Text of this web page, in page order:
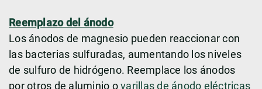
Reemplazo del ánodo
Los ánodos de magnesio pueden reaccionar con
las bacterias sulfuradas, aumentando los niveles
de sulfuro de hidrógeno. Reemplace los ánodos
por otros de aluminio ovarillas de ánodo eléctricas